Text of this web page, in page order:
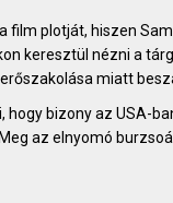
film plotját, hiszen
keresztül nézni a
miatt
hogy bizony az USA-
az elnyomó